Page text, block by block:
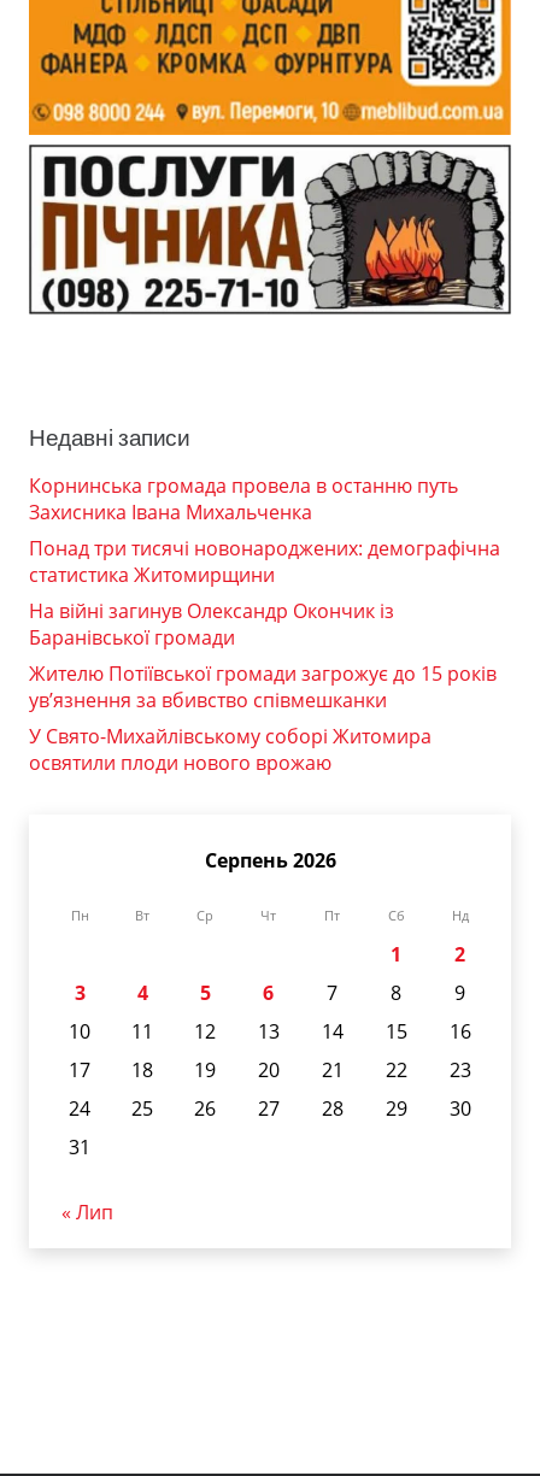
Недавні записи
Корнинська громада провела в останню путь
Захисника Івана Михальченка
Понад три тисячі новонароджених: демографічна
статистика Житомирщини
На війні загинув Олександр Окончик із
Баранівської громади
Жителю Потіївської громади загрожує до 15 років
ув’язнення за вбивство співмешканки
У Свято-Михайлівському соборі Житомира
освятили плоди нового врожаю
Серпень 2026
Пн Вт Ср Чт Пт Сб Нд
1
2
3
4 5 6 7 8
9
10
11 12 13 14 15
16
17
18 19 20 21 22
23
24
25 26 27 28 29
30
31
« Лип